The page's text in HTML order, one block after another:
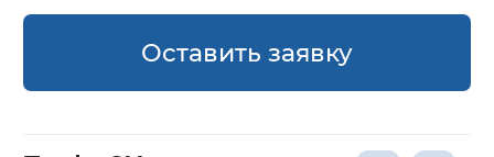
Оставить заявку